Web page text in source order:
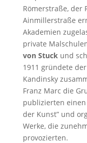
Römerstraße, der
Ainmillerstraße
Akademien
private
von Stuck und
1911 gründete
Kandinsky
Franz Marc die
publizierten einen
der Kunst” und
Werke, die
provozierten.